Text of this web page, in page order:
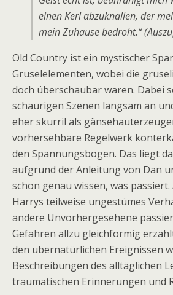
einen Kerl abzuknallen, der
mein Zuhause bedroht.“
Old Country ist ein mystischer
Gruselelementen, wobei die
doch überschaubar waren. Dabei
schaurigen Szenen langsam an
eher skurril als
vorhersehbare Regelwerk
den Spannungsbogen. Das liegt
aufgrund der Anleitung von Dan
schon genau wissen, was
Harrys teilweise ungestümes
andere Unvorhergesehene
Gefahren allzu gleichförmig
den übernatürlichen Ereignissen
Beschreibungen des alltäglichen
traumatischen Erinnerungen und